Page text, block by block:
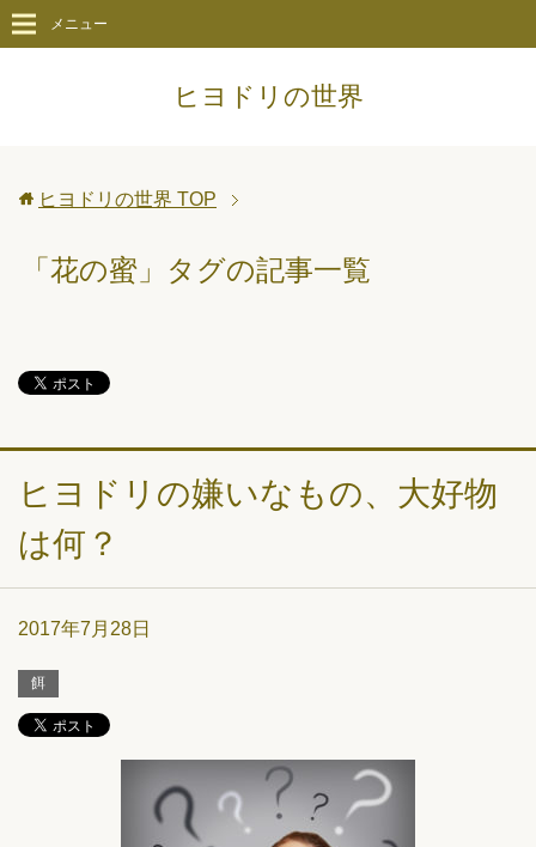
ヒヨドリの世界
メニュー
ヒヨドリの世界 TOP
「花の蜜」タグの記事一覧
ヒヨドリの嫌いなもの、大好物
は何？
2017年7月28日
餌